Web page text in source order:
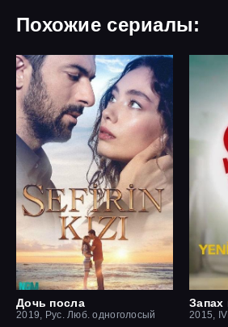
Похожие сериалы:
Дочь посла
2019, Рус. Люб. одноголосый 2015, IVI